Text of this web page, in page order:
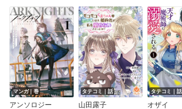
マンガ｜巻
アンソロジー
タテコミ｜話
山田露子
タテコミ｜話
オザイ